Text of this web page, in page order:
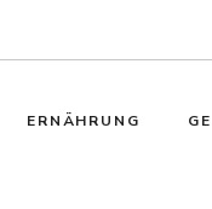
ERNÄHRUNG